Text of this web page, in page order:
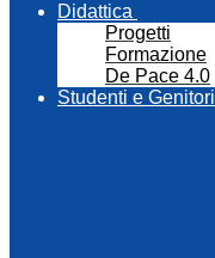
Didattica
Progetti
Formazione
De Pace 4.0
Studenti e Genitori